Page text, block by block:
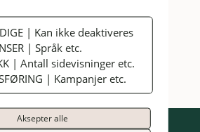
| Kan ikke deaktiveres
| Språk etc.
| Antall sidevisninger etc.
| Kampanjer etc.
Aksepter alle
bakst servering